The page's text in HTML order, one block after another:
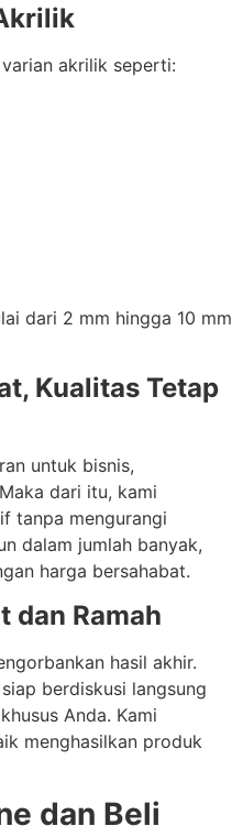
akrilik seperti:
dari 2 mm hingga 10 mm
Kualitas Tetap
untuk bisnis,
dari itu, kami
tanpa mengurangi
dalam jumlah banyak,
harga bersahabat.
dan Ramah
hasil akhir.
berdiskusi langsung
Anda. Kami
menghasilkan produk
dan Beli